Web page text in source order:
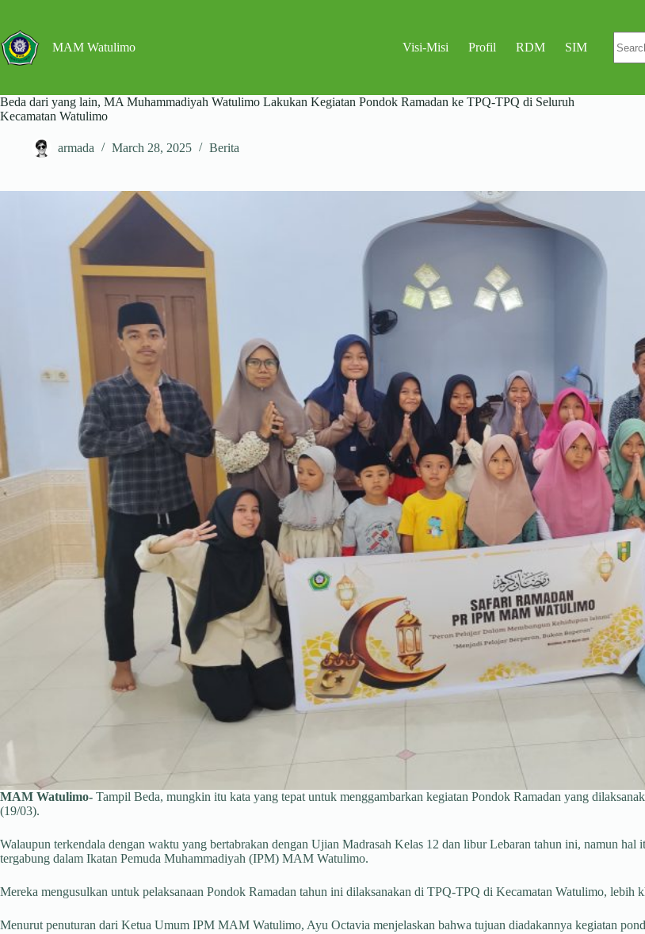
content
MAM Watulimo
Visi-Misi Profil RDM SIM
results
Beda dari yang lain, MA Muhammadiyah Watulimo Lakukan Kegiatan Pondok Ramadan ke TPQ-TPQ di Seluruh
Kecamatan Watulimo
armada March 28, 2025 Berita
MAM Watulimo- Tampil Beda, mungkin itu kata yang tepat untuk menggambarkan kegiatan Pondok Ramadan yang
(19/03).
Walaupun terkendala dengan waktu yang bertabrakan dengan Ujian Madrasah Kelas 12 dan libur Lebaran tahun ini, namun
tergabung dalam Ikatan Pemuda Muhammadiyah (IPM) MAM Watulimo.
Mereka mengusulkan untuk pelaksanaan Pondok Ramadan tahun ini dilaksanakan di TPQ-TPQ di Kecamatan Watulimo, lebih
Menurut penuturan dari Ketua Umum IPM MAM Watulimo, Ayu Octavia menjelaskan bahwa tujuan diadakannya kegiatan